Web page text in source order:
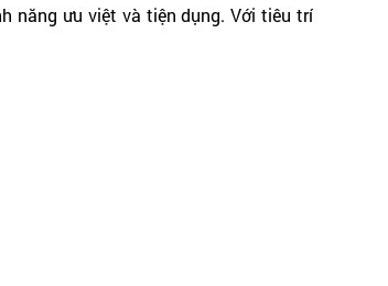
năng ưu việt và tiện dụng. Với tiêu trí